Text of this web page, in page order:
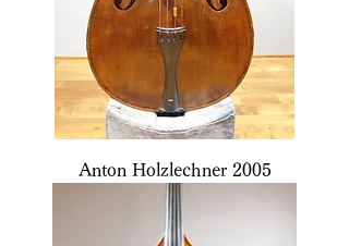
Anton Holzlechner 2005